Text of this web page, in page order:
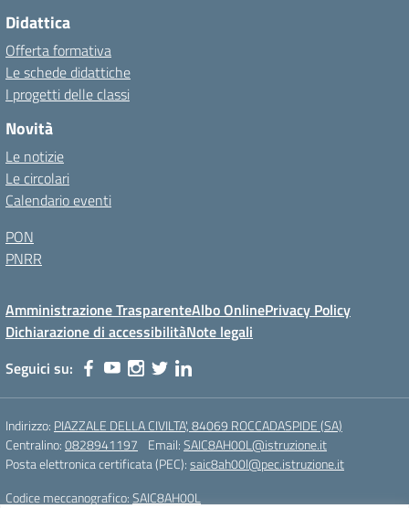
Didattica
Offerta formativa
Le schede didattiche
I progetti delle classi
Novità
Le notizie
Le circolari
Calendario eventi
PON
PNRR
Amministrazione TrasparenteAlbo OnlinePrivacy Policy
Dichiarazione di accessibilitàNote legali
Seguici su:
Indirizzo: PIAZZALE DELLA CIVILTA', 84069 ROCCADASPIDE (SA)
Centralino:0828941197 Email:SAIC8AH00L@istruzione.it
Posta elettronica certificata (PEC):saic8ah00l@pec.istruzione.it
Codice meccanografico:SAIC8AH00L